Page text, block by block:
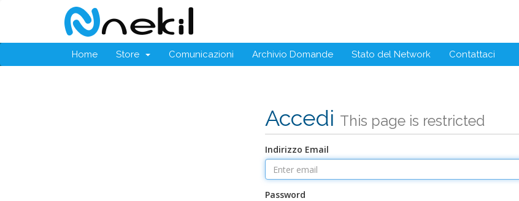
Home Store Comunicazioni Archivio Domande Stato del Network Contattaci
Accedi This page is restricted
Indirizzo Email
Password